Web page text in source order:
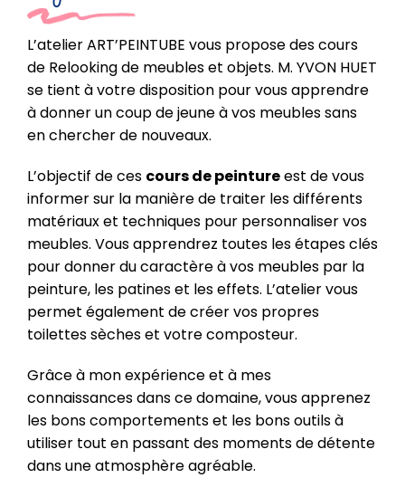
L’atelier ART’PEINTUBE vous propose des cours
de Relooking de meubles et objets. M. YVON HUET
se tient à votre disposition pour vous apprendre
à donner un coup de jeune à vos meubles sans
en chercher de nouveaux.
L’objectif de ces cours de peintureest de vous
informer sur la manière de traiter les différents
matériaux et techniques pour personnaliser vos
meubles. Vous apprendrez toutes les étapes clés
pour donner du caractère à vos meubles par la
peinture, les patines et les effets. L’atelier vous
permet également de créer vos propres
toilettes sèches et votre composteur.
Grâce à mon expérience et à mes
connaissances dans ce domaine, vous apprenez
les bons comportements et les bons outils à
utiliser tout en passant des moments de détente
dans une atmosphère agréable.